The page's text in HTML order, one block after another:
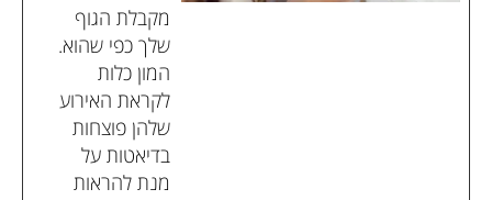
מקבלת הגוף
שלך כפי שהוא.
המון כלות
לקראת האירוע
שלהן פוצחות
בדיאטות על
מנת להראות